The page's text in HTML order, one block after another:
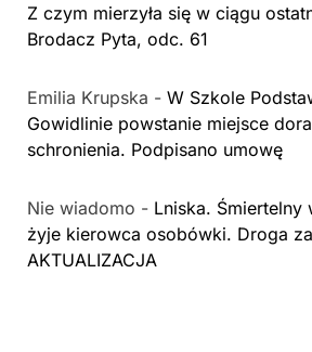
Z czym mierzyła się w ciągu
Brodacz Pyta, odc. 61
Emilia Krupska - W Szkole
Gowidlinie powstanie miejsce
schronienia. Podpisano umowę
Nie wiadomo - Lniska. Śmiertelny
żyje kierowca osobówki. Droga
AKTUALIZACJA